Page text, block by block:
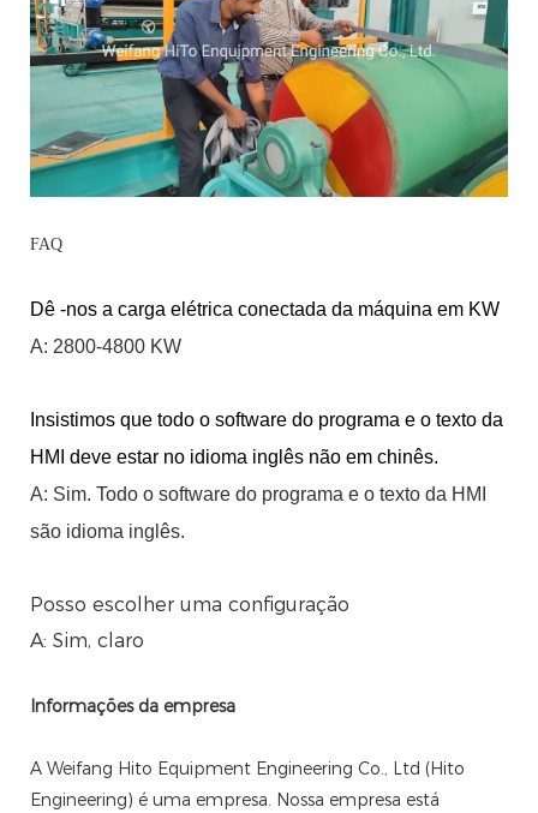
FAQ
Dê -nos a carga elétrica conectada da máquina em KW
A: 2800-4800 KW
Insistimos que todo o software do programa e o texto da
HMI deve estar no idioma inglês não em chinês.
A: Sim. Todo o software do programa e o texto da HMI
são idioma inglês.
Posso escolher uma configuração
A: Sim, claro
Informações da empresa
A Weifang Hito Equipment Engineering Co., Ltd (Hito
Engineering) é uma empresa. Nossa empresa está